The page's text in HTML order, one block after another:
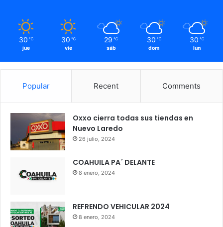
30 ℃
jue
30 ℃
vie
29 ℃
sáb
30 ℃
dom
30 ℃
lun
Popular Recent Comments
Oxxo cierra todas sus tiendas en
Nuevo Laredo
26 julio, 2024
COAHUILA PA´ DELANTE
8 enero, 2024
REFRENDO VEHICULAR 2024
8 enero, 2024